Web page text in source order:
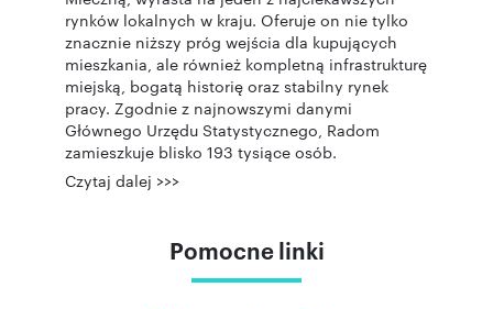
rynków lokalnych w kraju. Oferuje on nie tylko
znacznie niższy próg wejścia dla kupujących
mieszkania, ale również kompletną infrastrukturę
miejską, bogatą historię oraz stabilny rynek
pracy. Zgodnie z najnowszymi danymi
Głównego Urzędu Statystycznego, Radom
zamieszkuje blisko 193 tysiące osób.
Czytaj dalej >>>
Pomocne linki